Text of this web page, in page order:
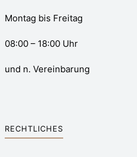
Montag bis Freitag
08:00 – 18:00 Uhr
und n. Vereinbarung
RECHTLICHES